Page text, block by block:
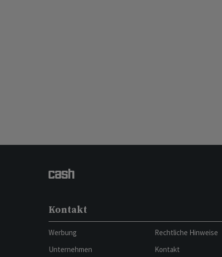
Kontakt
Werbung
Unternehmen
Rechtliche Hinweise
Kontakt